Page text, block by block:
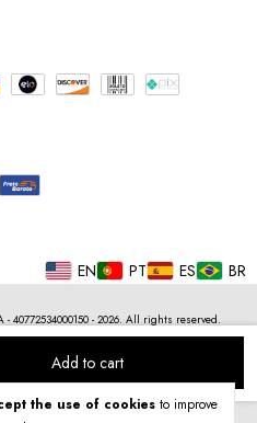
the use of cookies to improve
EN PT ES BR
40772534000150 - 2026. All rights reserved.